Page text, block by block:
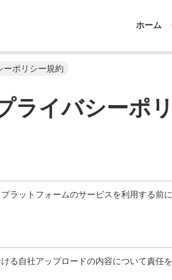
ホーム
ーポリシー規約
ライバシーポ
ラットフォームのサービスを利用する前
る自社アップロードの内容について責任